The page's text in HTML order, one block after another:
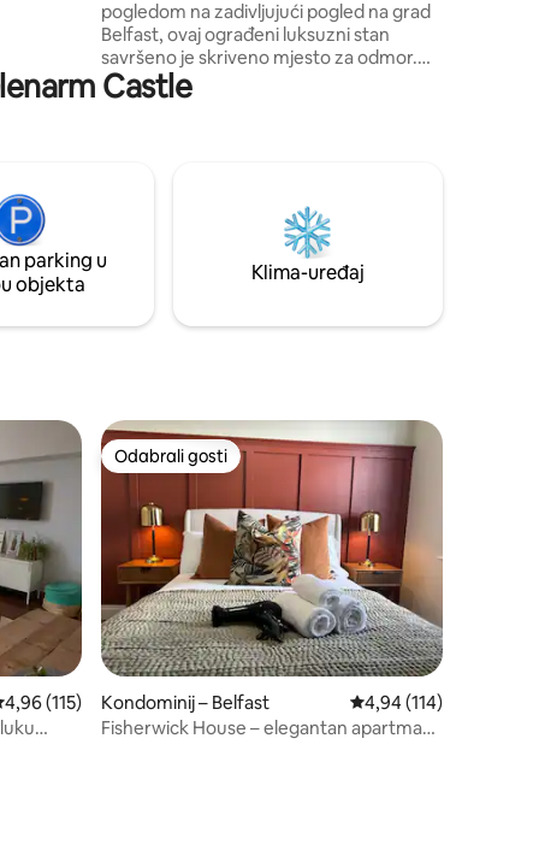
pogledom na zadivljujući pogled na grad
Belfast, ovaj ograđeni luksuzni stan
savršeno je skriveno mjesto za odmor.
Možete se opustiti u masažnoj kadi i
bazenu na privatnom balkonu dok
samo 10 minuta od centra Belfasta gdje
možete uživati u svim znamenitostima,
trgovinama i blagovaonicama koje nudi
Castle
parking u
objekta
Klima-uređaj
„Odabrali gosti”
ocjena: 4,96/5, recenzija: 115
4,96 (115)
Odabrali gosti
Odabrali gosti
Kondominij – Belfast Prosječna ocjena:
4,94 (114)
Fisherwick House – elegantan apartman